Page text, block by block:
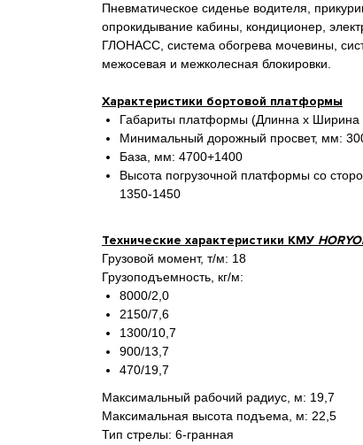
Пневматическое сиденье водителя,
опрокидывание кабины, кондиционер,
ГЛОНАСС, система обогрева мочевины,
межосевая и межколесная блокировки.
Характеристики бортовой платформы
Габариты платформы (Длинна х
Минимальный дорожный просвет, мм:
База, мм: 4700+1400
Высота погрузочной платформы со
1350-1450
Технические характеристики КМУ
Грузовой момент, т/м: 18
Грузоподъемность, кг/м:
8000/2,0
2150/7,6
1300/10,7
900/13,7
470/19,7
Максимальный рабочий радиус, м: 19,7
Максимальная высота подъема, м: 22,5
Тип стрелы: 6-гранная